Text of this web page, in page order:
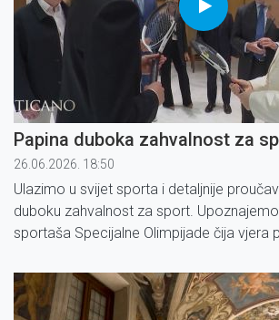
Papina duboka zahvalnost za
26.06.2026. 18:50
Ulazimo u svijet sporta i detaljnije
duboku zahvalnost za sport.
sportaša Specijalne Olimpijade čija vjera